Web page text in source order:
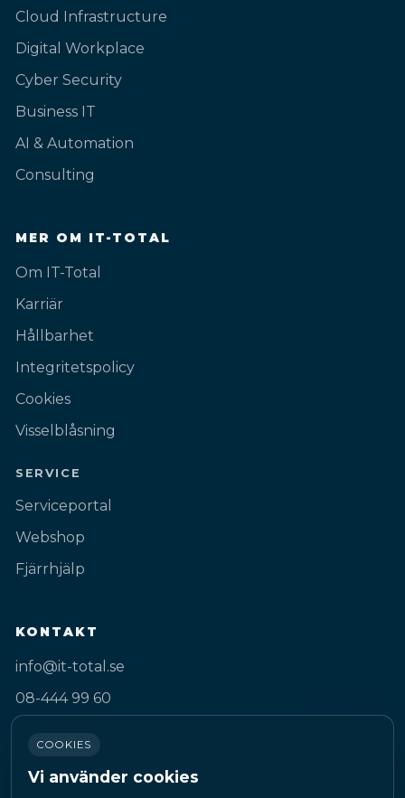
Cloud Infrastructure
Digital Workplace
Cyber Security
Business IT
AI & Automation
Consulting
MER OM IT-TOTAL
Om IT-Total
Karriär
Hållbarhet
Integritetspolicy
Cookies
Visselblåsning
SERVICE
Serviceportal
Webshop
Fjärrhjälp
KONTAKT
info@it-total.se
08-444 99 60
169 74 Solna
COOKIES
Vi använder cookies